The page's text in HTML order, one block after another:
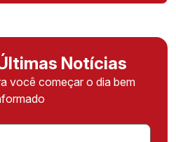
Notícias
você começar o dia bem